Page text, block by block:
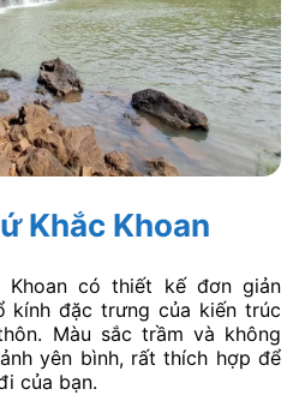
Khắc Khoan
Khoan có thiết kế đơn giản
kính đặc trưng của kiến trúc
Màu sắc trầm và không
yên bình, rất thích hợp để
của bạn.